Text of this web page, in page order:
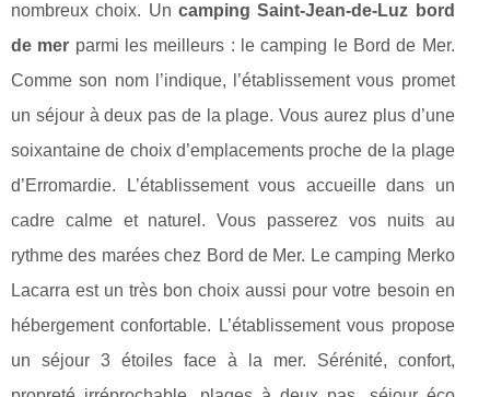
nombreux choix. Un camping Saint-Jean-de-Luz bord
de mer parmi les meilleurs : le camping le Bord de Mer.
Comme son nom l’indique, l’établissement vous promet
un séjour à deux pas de la plage. Vous aurez plus d’une
soixantaine de choix d’emplacements proche de la plage
d’Erromardie. L’établissement vous accueille dans un
cadre calme et naturel. Vous passerez vos nuits au
rythme des marées chez Bord de Mer. Le camping Merko
Lacarra est un très bon choix aussi pour votre besoin en
hébergement confortable. L’établissement vous propose
un séjour 3 étoiles face à la mer. Sérénité, confort,